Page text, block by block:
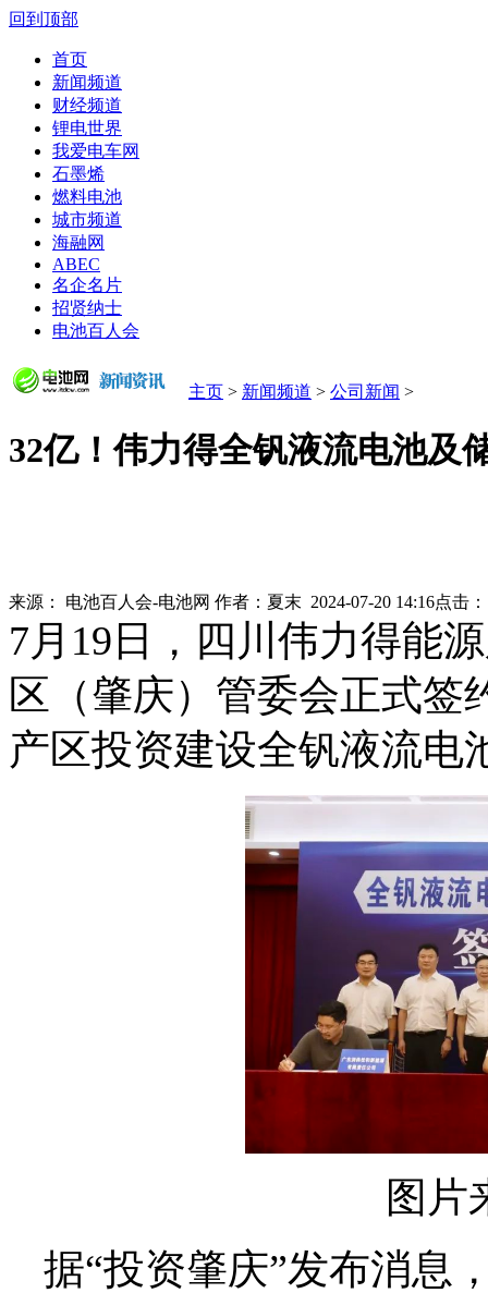
回到顶部
首页
新闻频道
财经频道
锂电世界
我爱电车网
石墨烯
燃料电池
城市频道
海融网
ABEC
名企名片
招贤纳士
电池百人会
主页 > 新闻频道 > 公司新闻 >
32亿！伟力得全钒液流电池及
来源： 电池百人会-电池网 作者： 夏末 2024-07-20 14:16点击
7月19日，四川伟力得能
区（肇庆）管委会正式签
产区投资建设全钒液流电
图片
据“投资肇庆”发布消息